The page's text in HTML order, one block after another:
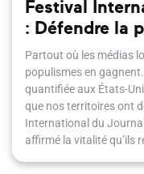
Festival
: Défendre la
Partout où les médias
populismes en
quantifiée aux États-
que nos territoires ont
International du
affirmé la vitalité qu’ils